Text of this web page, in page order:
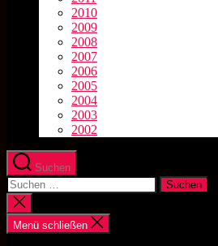
2010
2009
2008
2007
2006
2005
2004
2003
2002
Suchen
Suchen
nach:
Suche
schließen
Menü schließen